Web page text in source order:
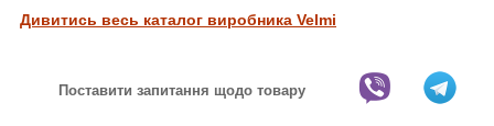
Дивитись весь каталог виробника Velmi
Поставити запитання щодо товару